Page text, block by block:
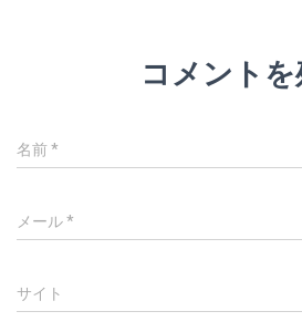
コメント
名前*
メール*
サイト